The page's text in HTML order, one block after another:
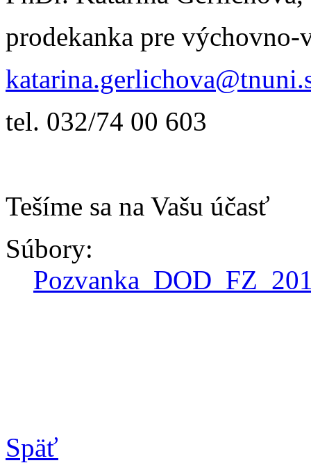
prodekanka pre
tel. 032/74 00 603
Tešíme sa na Vašu účasť
Súbory:
Späť